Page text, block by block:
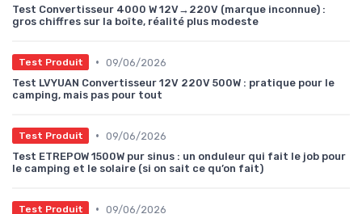
Test Convertisseur 4000 W 12V→220V (marque inconnue) :
gros chiffres sur la boîte, réalité plus modeste
Test Produit • 09/06/2026
Test LVYUAN Convertisseur 12V 220V 500W : pratique pour le
camping, mais pas pour tout
Test Produit • 09/06/2026
Test ETREPOW 1500W pur sinus : un onduleur qui fait le job pour
le camping et le solaire (si on sait ce qu’on fait)
Test Produit • 09/06/2026